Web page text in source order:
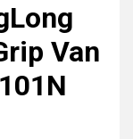
Van